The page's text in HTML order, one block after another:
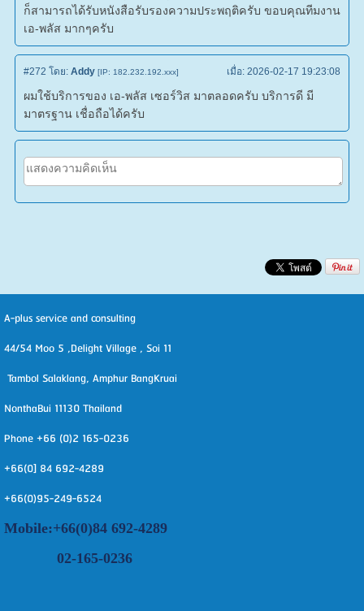
ก็สามารถได้รับหนังสือรับรองความประพฤติครับ ขอบคุณทีมงาน
เอ-พลัส มากๆครับ
#272 โดย: Addy [IP: 182.232.192.xxx] เมื่อ: 2026-02-17 19:23:08
ผมใช้บริการของ เอ-พลัส เซอร์วิส มาตลอดครับ บริการดี มี
มาตรฐาน เชื่อถือได้ครับ
A-plus service and consulting
44/54 Moo 5 ,Delight Village , Soi 11
Tambol Salaklang, Amphur BangKruai
NonthaBui 11130 Thailand
Phone +66 (0)2 165-0236
+66(0] 84 692-4289
+66(0)95-249-6524
Mobile:+66(0)84 692-4289
02-165-0236